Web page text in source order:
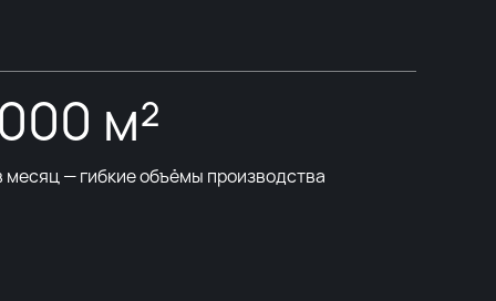
м²
месяц — гибкие объёмы производства